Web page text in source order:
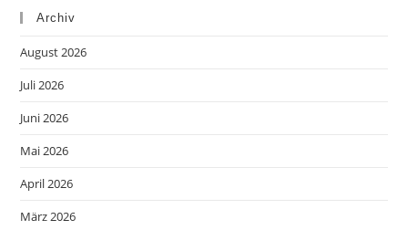
Archiv
August 2026
Juli 2026
Juni 2026
Mai 2026
April 2026
März 2026